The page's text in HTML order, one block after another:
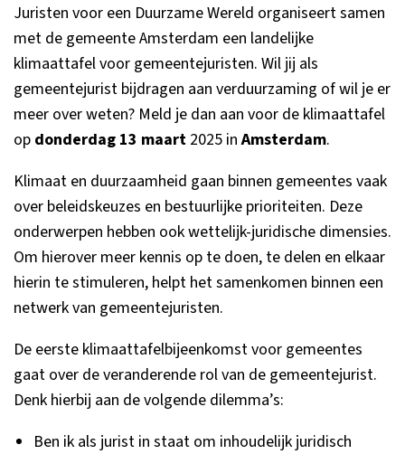
Juristen voor een Duurzame Wereld organiseert samen
met de gemeente Amsterdam een landelijke
klimaattafel voor gemeentejuristen. Wil jij als
gemeentejurist bijdragen aan verduurzaming of wil je er
meer over weten? Meld je dan aan voor de klimaattafel
op donderdag 13 maart 2025 inAmsterdam.
Klimaat en duurzaamheid gaan binnen gemeentes vaak
over beleidskeuzes en bestuurlijke prioriteiten. Deze
onderwerpen hebben ook wettelijk-juridische dimensies.
Om hierover meer kennis op te doen, te delen en elkaar
hierin te stimuleren, helpt het samenkomen binnen een
netwerk van gemeentejuristen.
De eerste klimaattafelbijeenkomst voor gemeentes
gaat over de veranderende rol van de gemeentejurist.
Denk hierbij aan de volgende dilemma’s:
Ben ik als jurist in staat om inhoudelijk juridisch